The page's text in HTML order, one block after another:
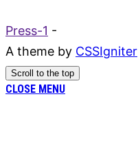
Press-1 -
A theme by CSSIgniter
Scroll to the top
CLOSE MENU